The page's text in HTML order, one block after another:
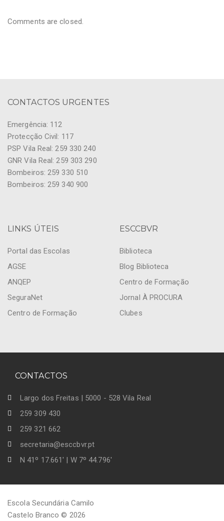
Comments are closed.
CONTACTOS URGENTES
Emergência: 112
Protecção Civil: 117
PSP Vila Real: 259 330 240
GNR Vila Real: 259 303 290
Bombeiros: 259 330 510
Bombeiros: 259 340 900
LINKS ÚTEIS
Portal das Escolas
AGSE
ANQEP
SeguraNet
Centro de Formação
ESCCBVR
Biblioteca
Blog Biblioteca
Centro de Formação
Jornal À PROCURA
Clubes
CONTACTOS
Largo dos Freitas | 5000 - 528 Vila Real
259 309 430
259 321 662
secretaria@esccbvr.pt
N 41º 17.661' | W 7º 44.796'
Escola Secundária Camilo
Castelo Branco © 2026